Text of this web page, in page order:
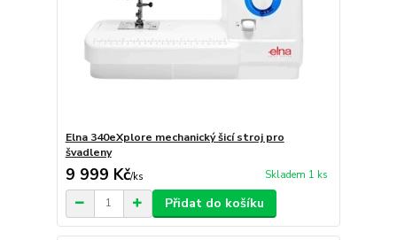
Elna 340eXplore mechanický šicí stroj pro
švadleny
9 999 Kč/ks Skladem 1 ks
Přidat do košíku